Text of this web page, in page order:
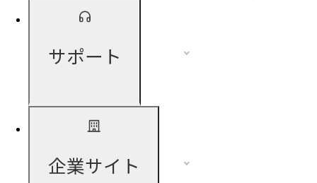
サポート
企業サイト